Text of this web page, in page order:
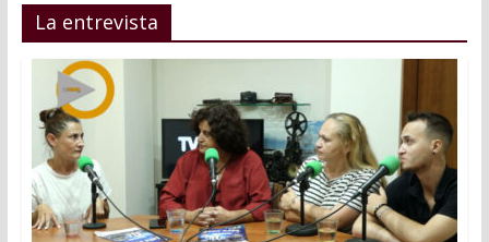
La entrevista